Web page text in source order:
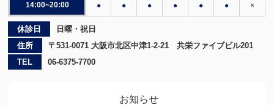
14:00~20:00 ● ● ● ● ● ● ×
休診日
日曜・祝日
住所
〒531-0071 大阪市北区中津1-2-21 共栄ファイブビル201
TEL
06-6375-7700
お知らせ